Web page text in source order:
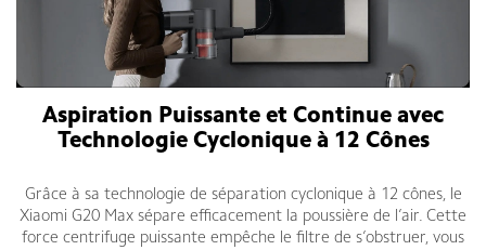
Aspiration Puissante et Continue avec
Technologie Cyclonique à 12 Cônes
Grâce à sa technologie de séparation cyclonique à 12 cônes, le
Xiaomi G20 Max sépare efficacement la poussière de l’air. Cette
force centrifuge puissante empêche le filtre de s’obstruer, vous